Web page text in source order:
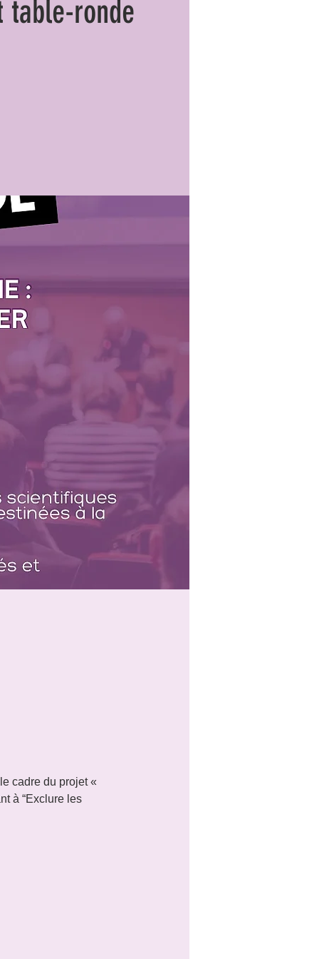
table-ronde
cadre du projet «
à “Exclure les